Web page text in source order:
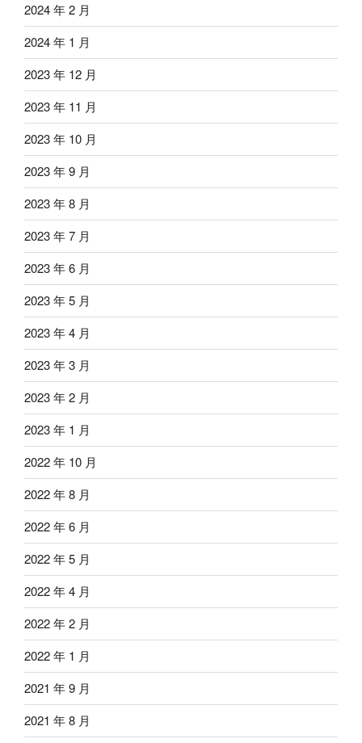
2024 年 2 月
2024 年 1 月
2023 年 12 月
2023 年 11 月
2023 年 10 月
2023 年 9 月
2023 年 8 月
2023 年 7 月
2023 年 6 月
2023 年 5 月
2023 年 4 月
2023 年 3 月
2023 年 2 月
2023 年 1 月
2022 年 10 月
2022 年 8 月
2022 年 6 月
2022 年 5 月
2022 年 4 月
2022 年 2 月
2022 年 1 月
2021 年 9 月
2021 年 8 月